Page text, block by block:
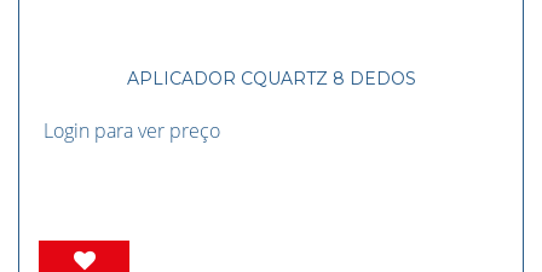
APLICADOR CQUARTZ 8 DEDOS
Login para ver preço